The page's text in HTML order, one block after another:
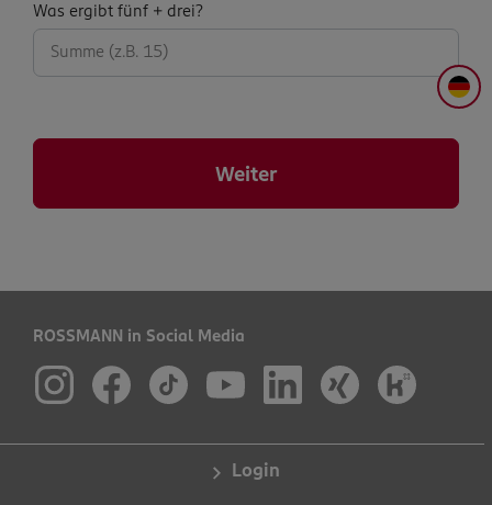
DE
Sicherheits­
abfrage:
Was ergibt fünf + drei?
Weiter
ROSSMANN in Social Media
Login